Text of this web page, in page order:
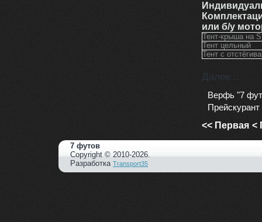
или б/у
Тент-крыша на
Тент цельный
Тент с
Далее...
Верфь "7
<< Первая <
7 футов
Copyright © 2010-2026.
Разработка Transport35